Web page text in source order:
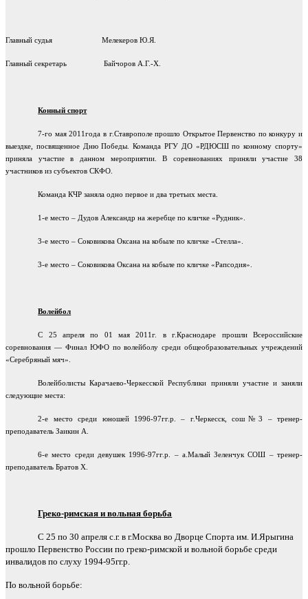
Главный судья Мелекеров Ю.Я.
Главный секретарь Байчоров А.Г.-Х.
Конный спорт
7-го мая 2011года в г.Ставрополе прошло Открытое Первенство по конкуру и
выездке, посвященное Дню Победы. Команда РГУ ДО «РДЮСШ по конному спорту»
приняла участие в данном мероприятии. В соревнованиях приняли участие 38
участников из субъектов СКФО.
Команда КЧР заняла одно первое и два третьих места.
1-е место – Дудов Александр на жеребце по кличке «Рудник».
3-е место – Соковикова Оксана на кобыле по кличке «Стелла».
3-е место – Соковикова Оксана на кобыле по кличке «Рапсодия».
Волейбол
С 25 апреля по 01 мая 2011г. в г.Краснодаре прошли Всероссийские
соревнования — Финал ЮФО по волейболу среди общеобразовательных учреждений
«Серебряный мяч».
Волейболисты Карачаево-Черкесской Республики приняли участие и заняли
следующие места:
2-е место среди юношей 1996-97гг.р. – г.Черкесск, сош№3 – тренер-
преподаватель Заикин А.
6-е место среди девушек 1996-97гг.р. – а.Малый Зеленчук СОШ – тренер-
преподаватель Братов Х.
Греко-римская и вольная борьба
С 25 по 30 апреля с.г. в г.Москва во Дворце Спорта им. И.Ярыгина
прошло Первенство России по греко-римской и вольной борьбе среди
инвалидов по слуху 1994-95гг.р.
По вольной борьбе: